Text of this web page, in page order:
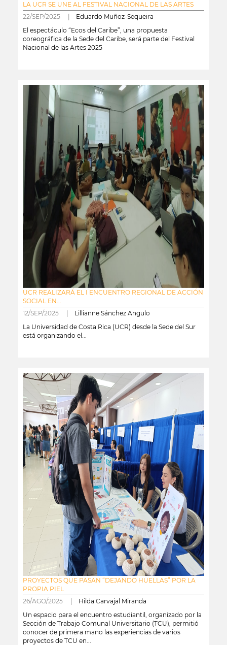
LA UCR SE UNE AL FESTIVAL NACIONAL DE LAS ARTES
22/SEP/2025 | Eduardo Muñoz-Sequeira
El espectáculo “Ecos del Caribe”, una propuesta
coreográfica de la Sede del Caribe, será parte del Festival
Nacional de las Artes 2025
UCR REALIZARÁ EL I ENCUENTRO REGIONAL DE ACCIÓN
SOCIAL EN...
12/SEP/2025 | Lillianne Sánchez Angulo
La Universidad de Costa Rica (UCR) desde la Sede del Sur
está organizando el...
PROYECTOS QUE PASAN “DEJANDO HUELLAS” POR LA
PROPIA PIEL
26/AGO/2025 | Hilda Carvajal Miranda
Un espacio para el encuentro estudiantil, organizado por la
Sección de Trabajo Comunal Universitario (TCU), permitió
conocer de primera mano las experiencias de varios
proyectos de TCU en...